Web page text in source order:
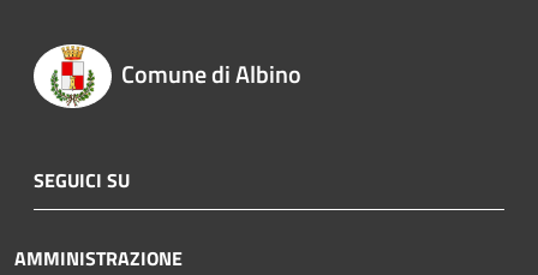
Comune di Albino
SEGUICI SU
AMMINISTRAZIONE